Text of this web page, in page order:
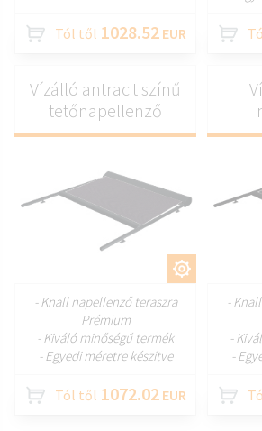
Tól től 1028.52 EUR
Vízálló antracit színű
tetőnapellenző
- Knall napellenző teraszra
Prémium
- Kiváló minőségű termék
- Egyedi méretre készítve
Tól től 1072.02 EUR
-
-
-